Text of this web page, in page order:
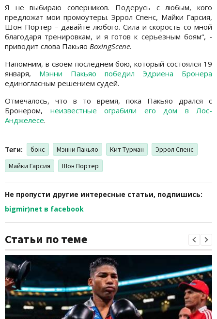
Я не выбираю соперников. Подерусь с любым, кого
предложат мои промоутеры. Эррол Спенс, Майки Гарсия,
Шон Портер – давайте любого. Сила и скорость со мной
благодаря тренировкам, и я готов к серьезным боям“, -
приводит слова Пакьяо BoxingScene.
Напомним, в своем последнем бою, который состоялся 19
января, Мэнни Пакьяо победил Эдриена Бронера
единогласным решением судей.
Отмечалось, что в то время, пока Пакьяо дрался с
Бронером, неизвестные ограбили его дом в Лос-
Анджелесе.
Теги: бокс Мэнни Пакьяо Кит Турман
Эррол Спенс
Майки Гарсия
Шон Портер
Не пропусти другие интересные статьи, подпишись:
bigmir)net в facebook
Статьи по теме